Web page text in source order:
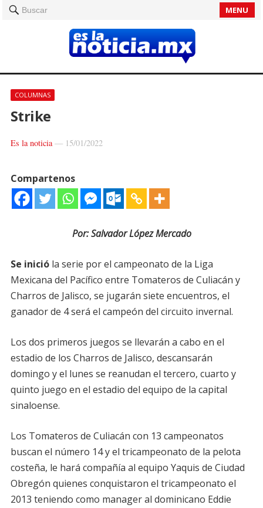
Buscar MENU
COLUMNAS
Strike
Es la noticia— 15/01/2022
Compartenos
Por: Salvador López Mercado
Se inicióla serie por el campeonato de la Liga
Mexicana del Pacífico entre Tomateros de Culiacán y
Charros de Jalisco, se jugarán siete encuentros, el
ganador de 4 será el campeón del circuito invernal.
Los dos primeros juegos se llevarán a cabo en el
estadio de los Charros de Jalisco, descansarán
domingo y el lunes se reanudan el tercero, cuarto y
quinto juego en el estadio del equipo de la capital
sinaloense.
Los Tomateros de Culiacán con 13 campeonatos
buscan el número 14 y el tricampeonato de la pelota
costeña, le hará compañía al equipo Yaquis de Ciudad
Obregón quienes conquistaron el tricampeonato el
2013 teniendo como manager al dominicano Eddie